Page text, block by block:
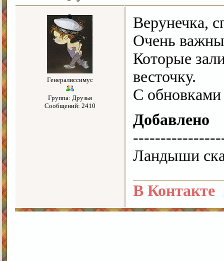
Генералиссимус
Группа: Друзья
Сообщений: 2410
Верунечка,
Очень важны
Которые
весточку.
С обновками
Добавлено
Ландыши
В Контакте